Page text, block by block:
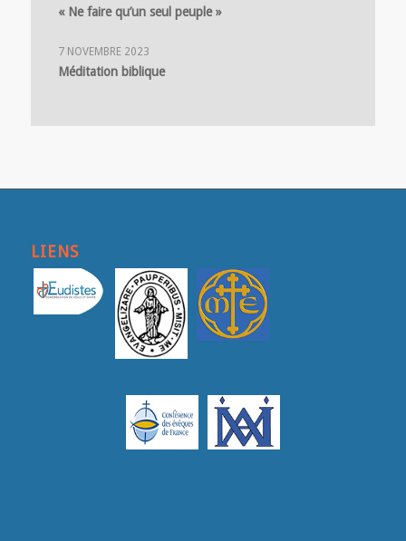
« Ne faire qu’un seul peuple »
7 NOVEMBRE 2023
Méditation biblique
LIENS